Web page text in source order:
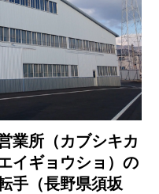
業所（カブシキカ
イギョウショ）の
手（長野県須坂